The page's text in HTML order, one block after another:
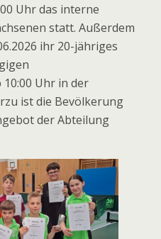
Uhr das interne
statt. Außerdem
ihr 20-jähriges
Uhr in der
ist die Bevölkerung
der Abteilung